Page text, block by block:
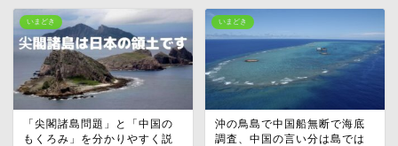
いまどき
「尖閣諸島問題」と「中国の
もくろみ」を分かりやすく説
いまどき
沖の鳥島で中国船無断で海底
調査、中国の言い分は島では